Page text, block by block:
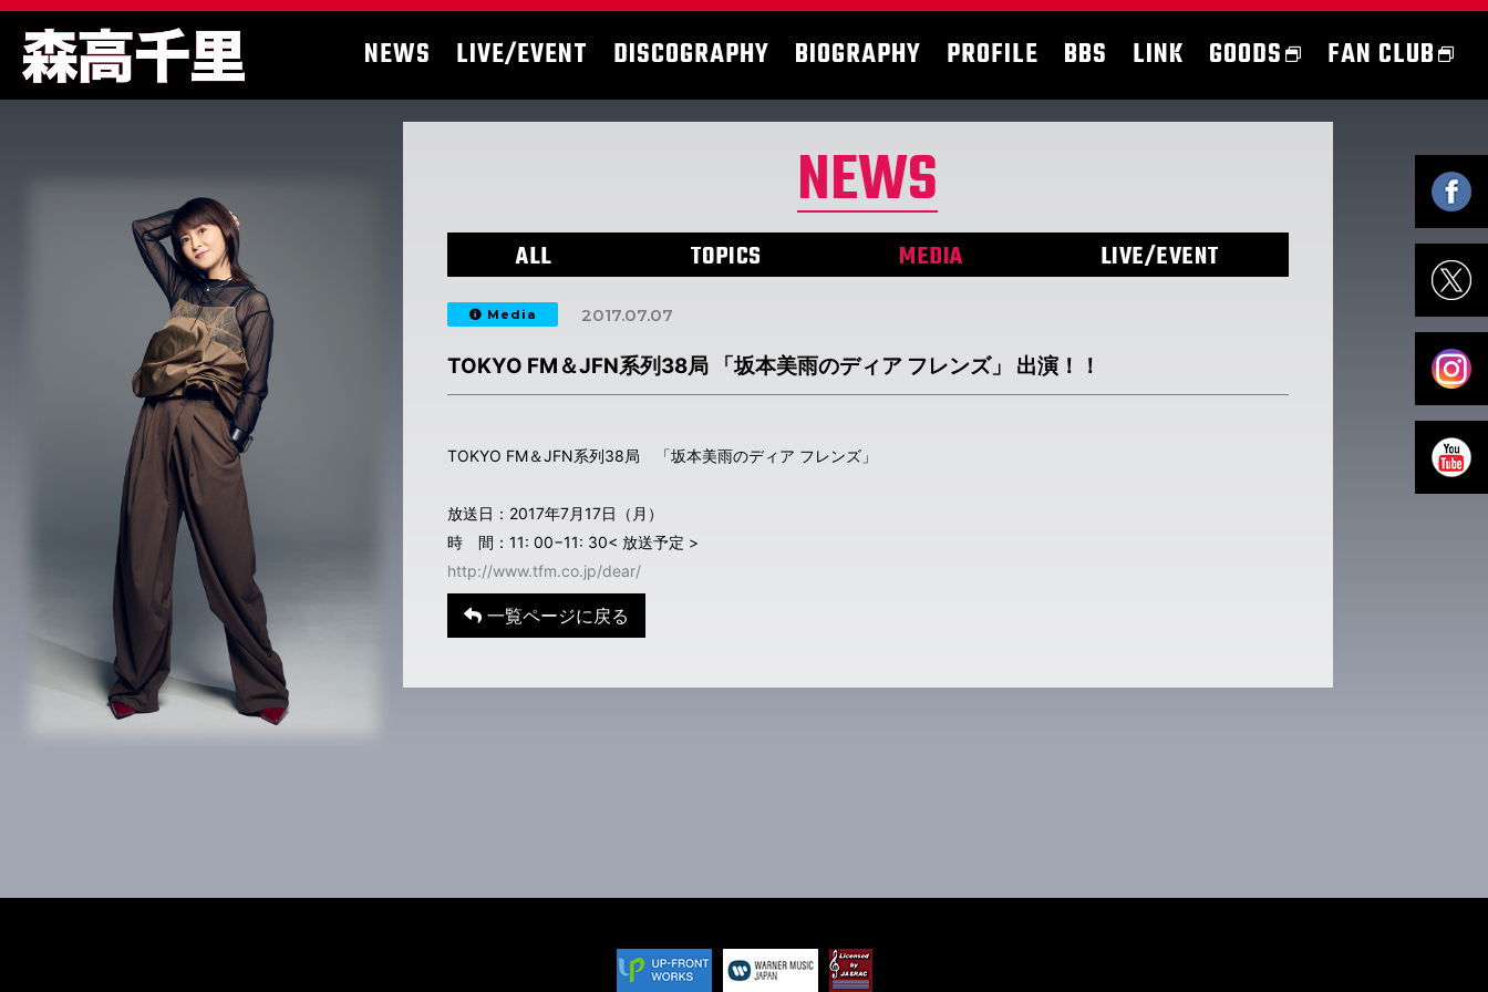
NEWS LIVE/EVENT DISCOGRAPHY BIOGRAPHY PROFILE BBS LINK GOODS FAN CLUB
NEWS
ALL TOPICS MEDIA LIVE/EVENT
Media 2017.07.07
TOKYO FM＆JFN系列38局 「坂本美雨のディア フレンズ」 出演！！
TOKYO FM＆JFN系列38局 「坂本美雨のディア フレンズ」
放送日：2017年7月17日（月）
時 間：11: 00−11: 30< 放送予定 >
http://www.tfm.co.jp/dear/
一覧ページに戻る